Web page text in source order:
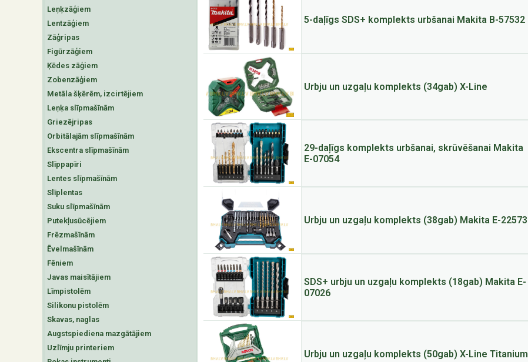
Leņķzāģiem
Lentzāģiem
Zāģripas
Figūrzāģiem
Ķēdes zāģiem
Zobenzāģiem
Metāla šķērēm, izcirtējiem
Leņķa slīpmašīnām
Griezējripas
Orbitālajām slīpmašīnām
Ekscentra slīpmašīnām
Slīppapīri
Lentes slīpmašīnām
Slīplentas
Suku slīpmašīnām
Putekļusūcējiem
Frēzmašīnām
Ēvelmašīnām
Fēniem
Javas maisītājiem
Līmpistolēm
Silikonu pistolēm
Skavas, naglas
Augstspiediena mazgātājiem
Uzlīmju printeriem
5-daļīgs SDS+ komplekts urbšanai Makita B-57532
Urbju un uzgaļu komplekts (34gab) X-Line
29-daļīgs komplekts urbšanai, skrūvēšanai Makita
E-07054
Urbju un uzgaļu komplekts (38gab) Makita E-22573
SDS+ urbju un uzgaļu komplekts (18gab) Makita E-
07026
Urbju un uzgaļu komplekts (50gab) X-Line Titanium